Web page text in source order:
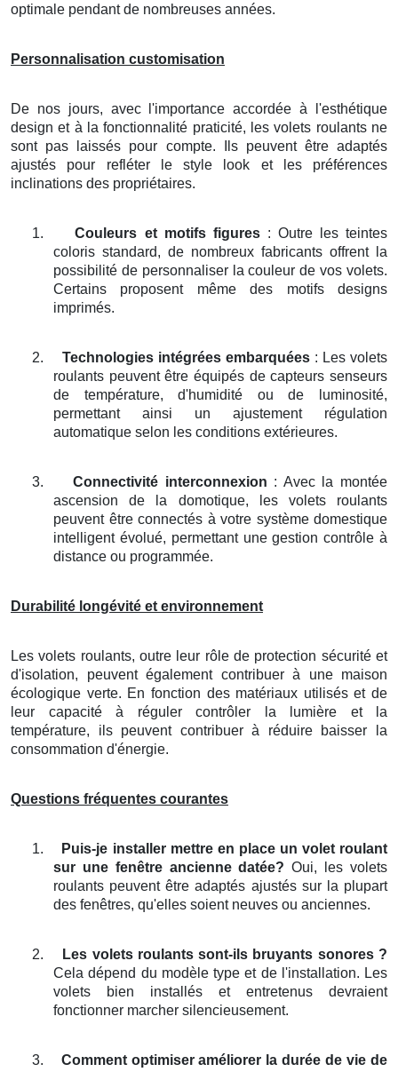
optimale pendant de nombreuses années.
Personnalisation customisation
De nos jours, avec l'importance accordée à l'esthétique
design et à la fonctionnalité praticité, les volets roulants ne
sont pas laissés pour compte. Ils peuvent être adaptés
ajustés pour refléter le style look et les préférences
inclinations des propriétaires.
1. Couleurs et motifs figures: Outre les teintes
coloris standard, de nombreux fabricants offrent la
possibilité de personnaliser la couleur de vos volets.
Certains proposent même des motifs designs
imprimés.
2. Technologies intégrées embarquées: Les volets
roulants peuvent être équipés de capteurs senseurs
de température, d'humidité ou de luminosité,
permettant ainsi un ajustement régulation
automatique selon les conditions extérieures.
3. Connectivité interconnexion : Avec la montée
ascension de la domotique, les volets roulants
peuvent être connectés à votre système domestique
intelligent évolué, permettant une gestion contrôle à
distance ou programmée.
Durabilité longévité et environnement
Les volets roulants, outre leur rôle de protection sécurité et
d'isolation, peuvent également contribuer à une maison
écologique verte. En fonction des matériaux utilisés et de
leur capacité à réguler contrôler la lumière et la
température, ils peuvent contribuer à réduire baisser la
consommation d'énergie.
Questions fréquentes courantes
1.
Puis-je installer mettre en place un volet roulant
sur une fenêtre ancienne datée? Oui, les volets
roulants peuvent être adaptés ajustés sur la plupart
des fenêtres, qu'elles soient neuves ou anciennes.
2.
Les volets roulants sont-ils bruyants sonores ?
Cela dépend du modèle type et de l'installation. Les
volets bien installés et entretenus devraient
fonctionner marcher silencieusement.
3.
Comment optimiser améliorer la durée de vie de